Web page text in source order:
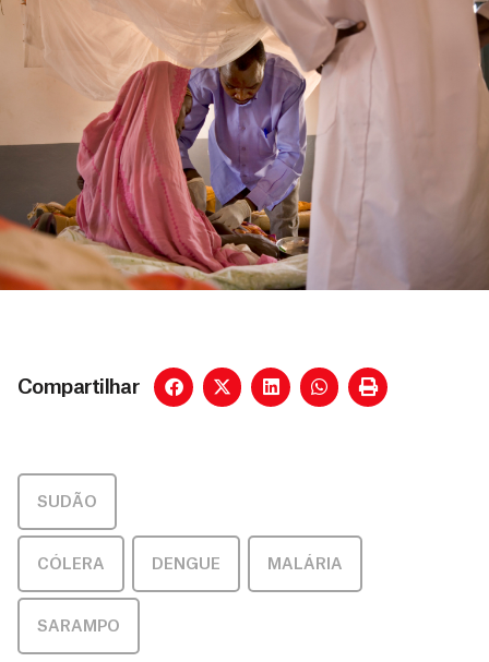
Compartilhar
SUDÃO
CÓLERA DENGUE MALÁRIA
SARAMPO